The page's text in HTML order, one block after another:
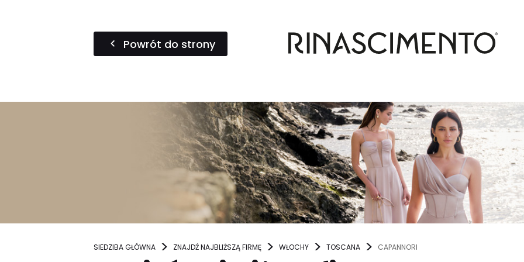
Powrót do strony
SIEDZIBA GŁÓWNA ZNAJDŹ NAJBLIŻSZĄ FIRMĘ WŁOCHY TOSCANA CAPANNORI